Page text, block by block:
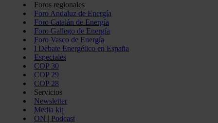
Foros regionales
Foro Andaluz de Energía
Foro Catalán de Energía
Foro Gallego de Energía
Foro Vasco de Energía
I Debate Energético en España
Especiales
COP 30
COP 29
COP 28
Servicios
Newsletter
Media kit
ON | Podcast